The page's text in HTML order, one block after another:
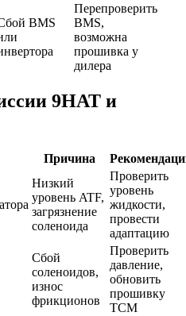
BMS
Перепроверить
BMS,
возможна
прошивка у
дилера
9HAT и
Причина
Низкий
уровень ATF,
загрязнение
соленоида
Проверить
уровень
жидкости,
провести
адаптацию
Сбой
соленоидов,
износ
фрикционов
Проверить
давление,
обновить
прошивку
TCM